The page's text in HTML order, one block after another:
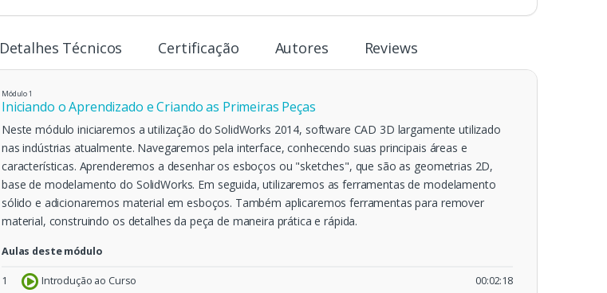
Detalhes Técnicos Certificação Autores Reviews
Módulo1
Iniciando o Aprendizado e Criando as Primeiras Peças
Neste módulo iniciaremos a utilização do SolidWorks 2014, software CAD 3D largamente utilizado
nas indústrias atualmente. Navegaremos pela interface, conhecendo suas principais áreas e
características. Aprenderemos a desenhar os esboços ou "sketches", que são as geometrias 2D,
base de modelamento do SolidWorks. Em seguida, utilizaremos as ferramentas de modelamento
sólido e adicionaremos material em esboços. Também aplicaremos ferramentas para remover
material, construindo os detalhes da peça de maneira prática e rápida.
Aulas deste módulo
1 Introdução ao Curso 00:02:18